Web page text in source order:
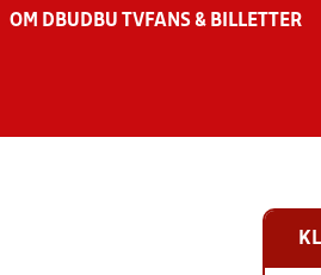
OM DBU DBU TV FANS & BILLETTER